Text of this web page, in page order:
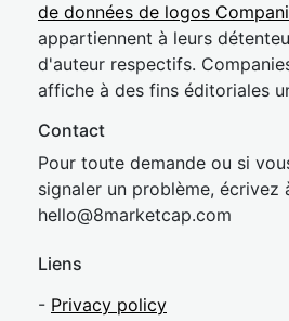
de données de logos
appartiennent à leurs
d'auteur respectifs.
affiche à des fins éditoriales
Contact
Pour toute demande ou si
signaler un problème, écrivez
hello@8marketcap.com
Liens
- Privacy policy